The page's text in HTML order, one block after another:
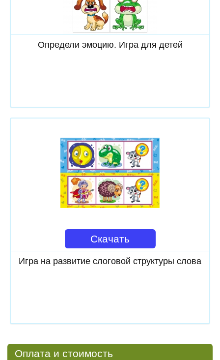
Скачать
Определи эмоцию. Игра для детей
Скачать
Игра на развитие слоговой структуры слова
Оплата и стоимость